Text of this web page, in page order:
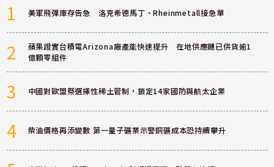
1 美軍飛彈庫存告急 洛克希德馬丁、Rheinmetall接急單
2
蘋果證實台積電Arizona廠產能快速提升 在地供應鏈已供貨逾1
億顆零組件
3 中國對歐盟祭選擇性稀土管制，鎖定14家國防與航太企業
4 柴油價格再添變數 第一量子礦業示警銅礦成本恐持續攀升